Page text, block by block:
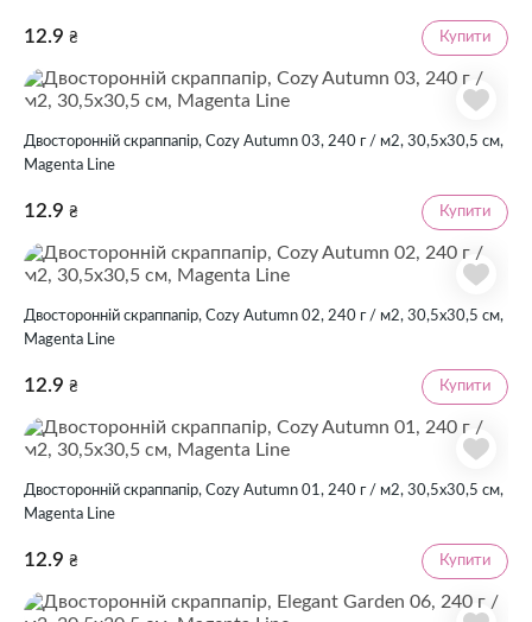
12.9 ₴ Купити
Двосторонній скраппапір, Cozy Autumn 03, 240 г / м2, 30,5х30,5 см,
Magenta Line
12.9 ₴ Купити
Двосторонній скраппапір, Cozy Autumn 02, 240 г / м2, 30,5х30,5 см,
Magenta Line
12.9 ₴ Купити
Двосторонній скраппапір, Cozy Autumn 01, 240 г / м2, 30,5х30,5 см,
Magenta Line
12.9 ₴ Купити